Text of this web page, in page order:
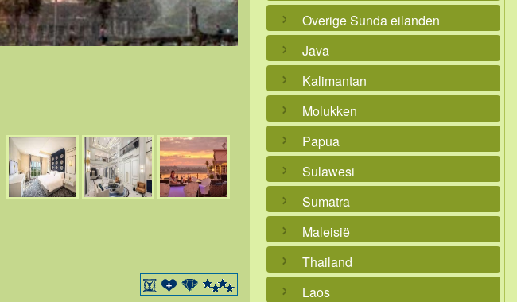
Overige Sunda eilanden
Java
Kalimantan
Molukken
Papua
Sulawesi
Sumatra
Maleisië
Thailand
Laos